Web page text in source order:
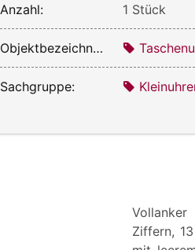
Anzahl: 1 Stück
Objektbezeichnung:
Sachgruppe:
Ziffern,